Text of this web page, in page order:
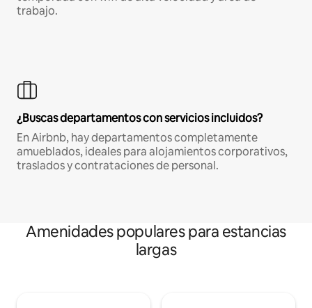
trabajo.
¿Buscas departamentos con servicios incluidos?
En Airbnb, hay departamentos completamente
amueblados, ideales para alojamientos corporativos,
traslados y contrataciones de personal.
Amenidades populares para estancias
largas